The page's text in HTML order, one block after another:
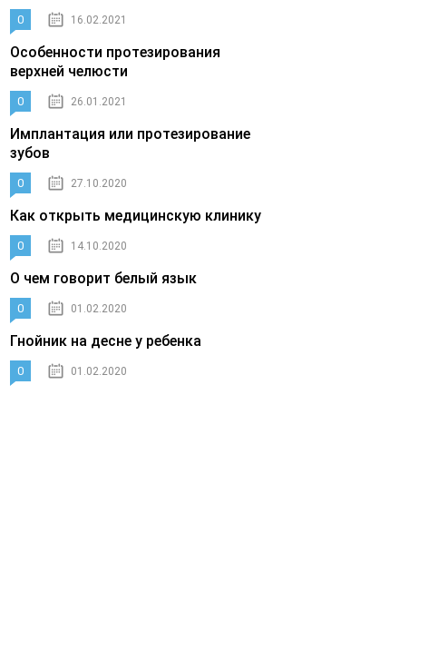
0 16.02.2021
Особенности протезирования
верхней челюсти
0 26.01.2021
Имплантация или протезирование
зубов
0 27.10.2020
Как открыть медицинскую клинику
0 14.10.2020
О чем говорит белый язык
0 01.02.2020
Гнойник на десне у ребенка
0 01.02.2020